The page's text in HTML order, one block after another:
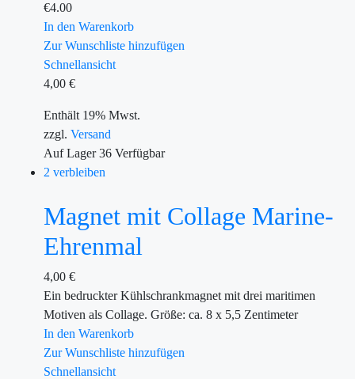
€4.00
In den Warenkorb
Zur Wunschliste hinzufügen
Schnellansicht
4,00 €
Enthält 19% Mwst.
zzgl. Versand
Auf Lager36 Verfügbar
2 verbleiben
Magnet mit Collage Marine-
Ehrenmal
4,00 €
Ein bedruckter Kühlschrankmagnet mit drei maritimen
Motiven als Collage. Größe: ca. 8 x 5,5 Zentimeter
In den Warenkorb
Zur Wunschliste hinzufügen
Schnellansicht